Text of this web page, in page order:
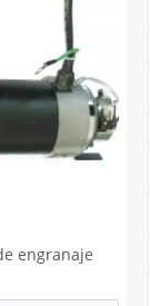
engranaje